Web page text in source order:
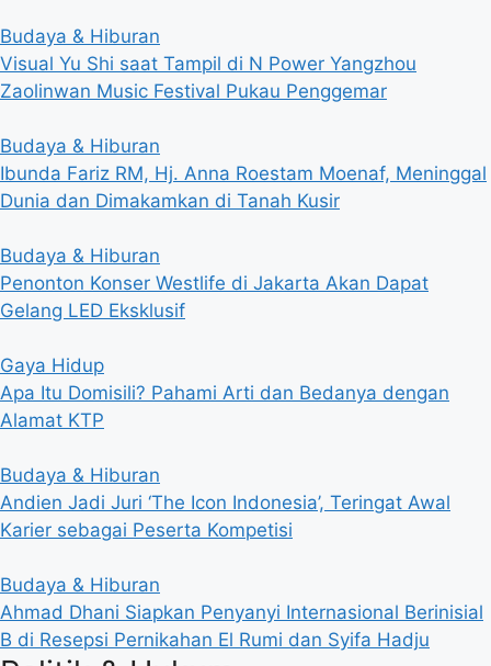
Budaya & Hiburan
Visual Yu Shi saat Tampil di N Power Yangzhou
Zaolinwan Music Festival Pukau Penggemar
Budaya & Hiburan
Ibunda Fariz RM, Hj. Anna Roestam Moenaf, Meninggal
Dunia dan Dimakamkan di Tanah Kusir
Budaya & Hiburan
Penonton Konser Westlife di Jakarta Akan Dapat
Gelang LED Eksklusif
Gaya Hidup
Apa Itu Domisili? Pahami Arti dan Bedanya dengan
Alamat KTP
Budaya & Hiburan
Andien Jadi Juri ‘The Icon Indonesia’, Teringat Awal
Karier sebagai Peserta Kompetisi
Budaya & Hiburan
Ahmad Dhani Siapkan Penyanyi Internasional Berinisial
B di Resepsi Pernikahan El Rumi dan Syifa Hadju